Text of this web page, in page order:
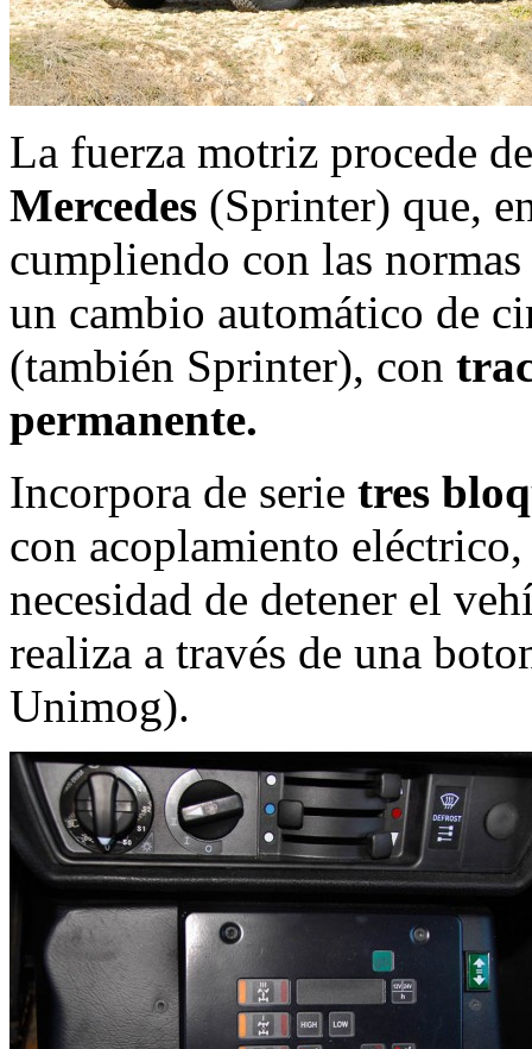
La fuerza motriz procede
Mercedes (Sprinter) que,
cumpliendo con las
un cambio automático de
(también Sprinter), con
permanente.
Incorpora de serie tres
con acoplamiento
necesidad de detener el
realiza a través de una
Unimog).